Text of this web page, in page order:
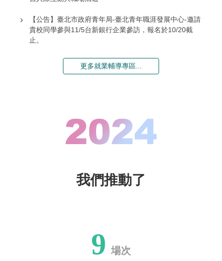
【公告】臺北市政府青年局-臺北青年職涯發展中心-邀請
貴校同學參與11/5台新銀行企業參訪，報名於10/20截
止。
【公告】國立臺北教育大學辦理「職場LEVEL UP！未來
職人攻略戰」，鼓勵生學踴躍參與。
更多就業輔導專區...
我們推動了
9 場次